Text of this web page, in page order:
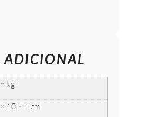
kg
10 × 6 cm